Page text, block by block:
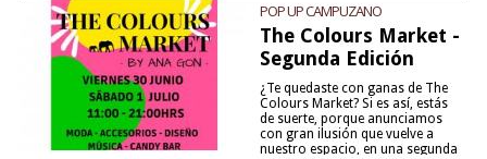
POP UP CAMPUZANO
The Colours Market -
Segunda Edición
¿Te quedaste con ganas de The
Colours Market? Si es así, estás
de suerte, porque anunciamos
con gran ilusión que vuelve a
nuestro espacio, en una segunda